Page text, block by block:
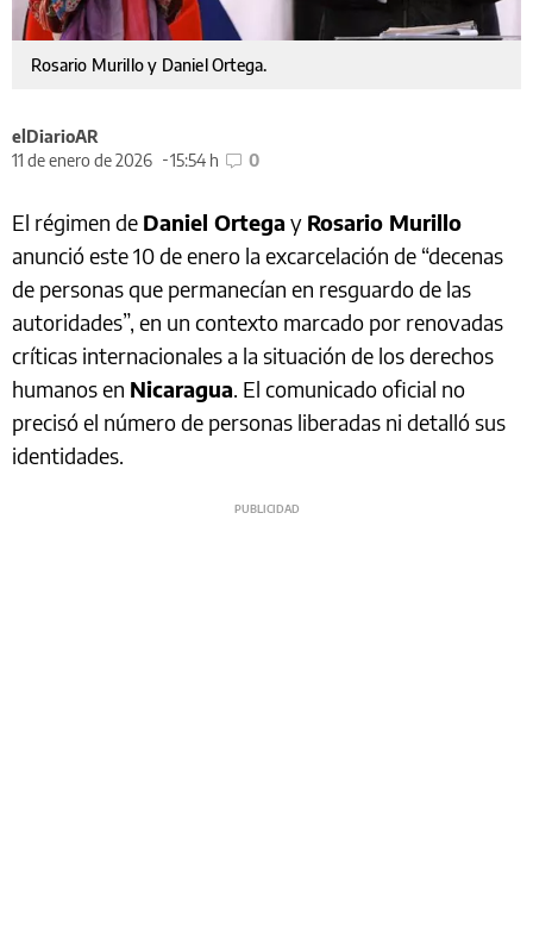
Rosario Murillo y Daniel Ortega.
elDiarioAR
11 de enero de 2026
15:54 h 0
El régimen de Daniel Ortega y Rosario Murillo
anunció este 10 de enero la excarcelación de “decenas
de personas que permanecían en resguardo de las
autoridades”, en un contexto marcado por renovadas
críticas internacionales a la situación de los derechos
humanos en Nicaragua. El comunicado oficial no
precisó el número de personas liberadas ni detalló sus
identidades.